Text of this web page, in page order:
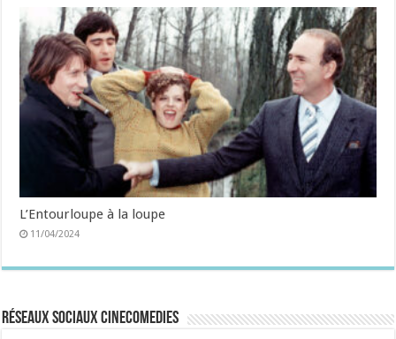
L’Entourloupe à la loupe
11/04/2024
Réseaux sociaux CineComedies